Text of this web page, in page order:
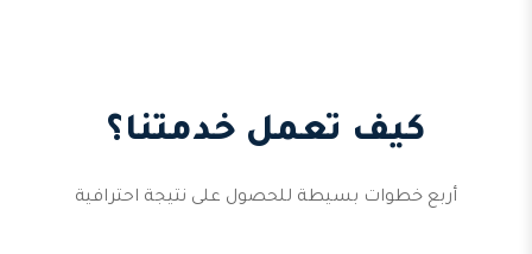
كيف تعمل خدمتنا؟
أربع خطوات بسيطة للحصول على نتيجة احترافية